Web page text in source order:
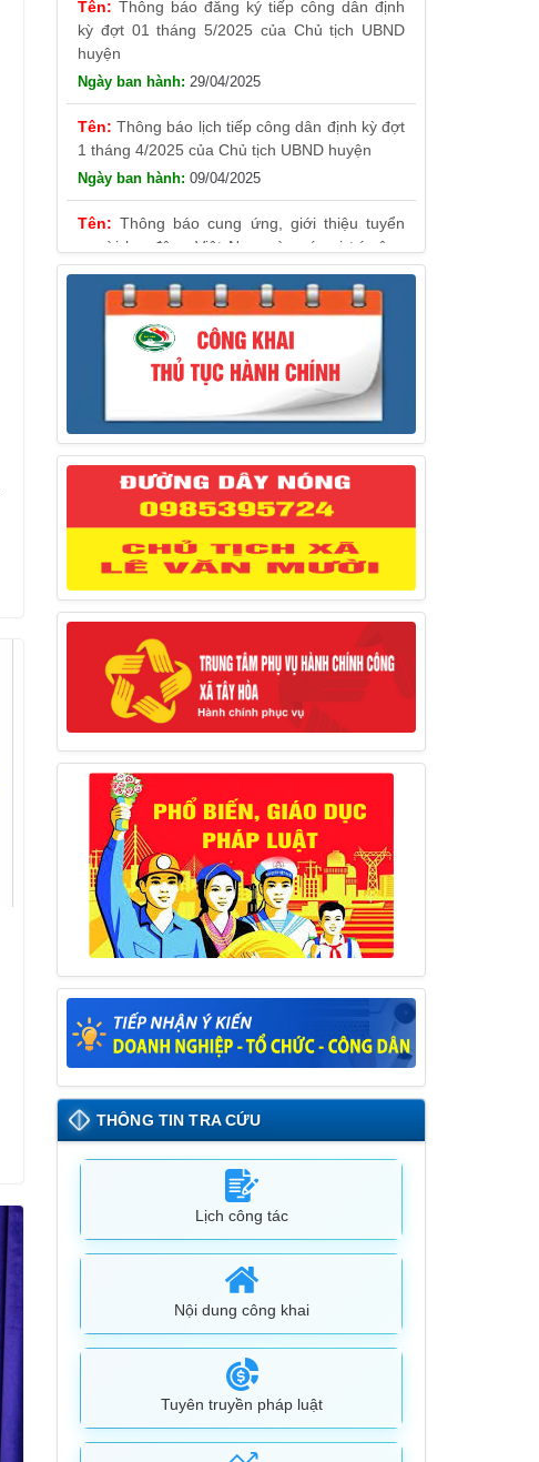
29/04/2025
1 tháng 4/2025 của Chủ tịch UBND huyện
09/04/2025
người lao động Việt Nam vào các vị trí công
31/03/2025
Thông báo treo cờ Tổ quốc nhân kỷ
niệm 50 năm Ngày giải phóng tỉnh Phú Yên
(01/4/1975 – 01/4/2025)
28/03/2025
Thông báo giới thiệu, cung ứng lao động
Việt Nam cho Liên danh Hengtong
International Engineering Co.,Ltd
27/03/2025
Thông báo đăng ký tiếp công dân định
kỳ đợt 02 tháng 3/2025 của Chủ tịch UBND
huyện
12/03/2025
Thông báo lịch công tác của Chủ tịch,
các Phó Chủ tịch UBND huyện và Phó Chủ
tịch Hội đồng nhân dân huyện (Từ ngày
10/3/2025 – 14/3/2025)
Thông báo tổ chức thực hiện Cưỡng chế
buộc thực hiện biện pháp khắc phục hậu quả
trong lĩnh vực đất đai
17/06/2025
Thông báo đăng ký tiếp công dân định
kỳ đợt 01 tháng 6/2025 của Chủ tịch UBND
huyện
Lịch tiếp công dân định kỳ đợt 1 tháng
5/2025 của Chủ tịch UBND huyện
THÔNG TIN TRA CỨU
Lịch công tác
Nội dung công khai
Tuyên truyền pháp luật